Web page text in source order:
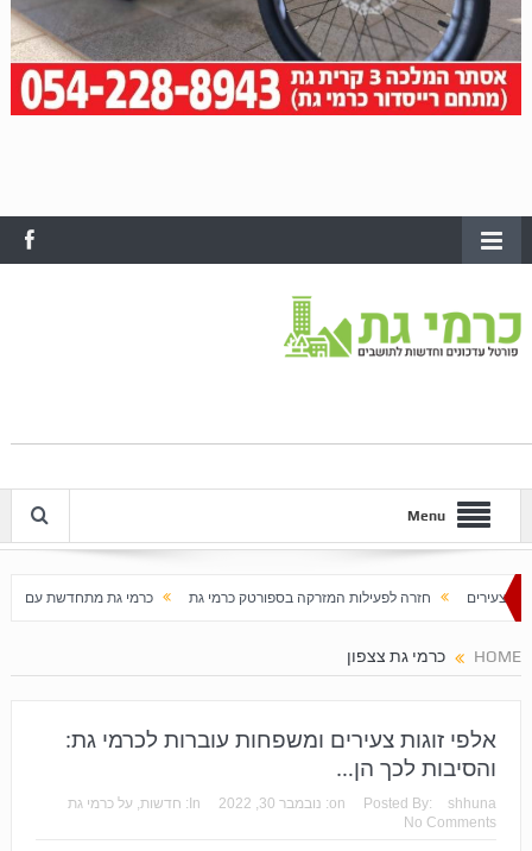
Menu
לפעילות המזרקה בספורטק כרמי גת כרמי גת מתחדשת עם בוא האביב
HOME כרמי גת צצפון
אלפי זוגות צעירים ומשפחות עוברות לכרמי גת:
והסיבות לכך הן…
Posted By: shhuna
on: נובמבר 30, 2022 In: חדשות, על כרמי גת
No Comments